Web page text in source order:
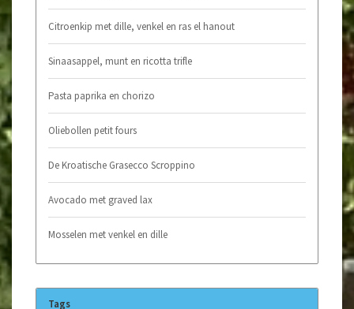
Citroenkip met dille, venkel en ras el hanout
Sinaasappel, munt en ricotta trifle
Pasta paprika en chorizo
Oliebollen petit fours
De Kroatische Grasecco Scroppino
Avocado met graved lax
Mosselen met venkel en dille
Tags